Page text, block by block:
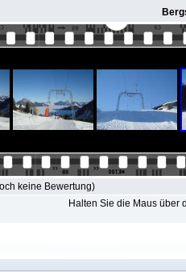
keine Bewertung)
Halten Sie die Maus über